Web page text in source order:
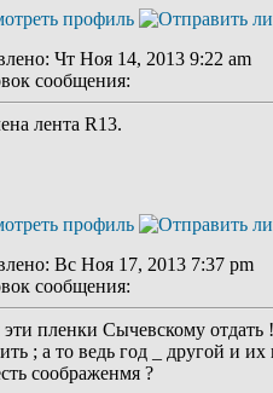
Чт Ноя 14, 2013 9:22 am
сообщения:
лента R13.
Вс Ноя 17, 2013 7:37 pm
сообщения:
пленки Сычевскому
; а то ведь год _ другой и их
соображенмя ?